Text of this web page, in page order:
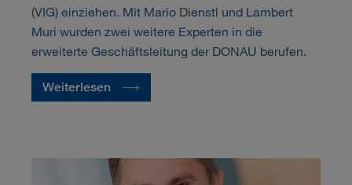
(VIG) einziehen. Mit Mario Dienstl und Lambert
Muri wurden zwei weitere Experten in die
erweiterte Geschäftsleitung der DONAU berufen.
Weiterlesen